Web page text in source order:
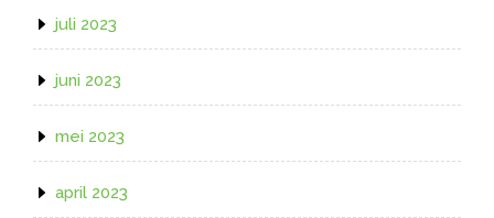
juli 2023
juni 2023
mei 2023
april 2023